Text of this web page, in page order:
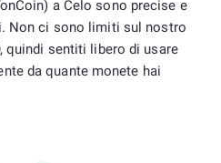
a Celo sono precise e
Non ci sono limiti sul nostro
quindi sentiti libero di usare
da quante monete hai